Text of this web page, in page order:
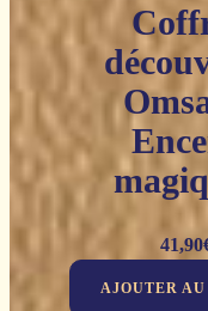
41,90
AJOUTER